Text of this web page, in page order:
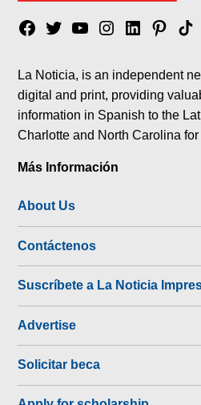
Facebook
TwitterYouTubeInstagram
LinkedinPinterest
Tik
La Noticia, is an independent
digital and print, providing
information in Spanish to the
Charlotte and North Carolina
Más Información
About Us
Contáctenos
Suscríbete a La Noticia
Advertise
Solicitar beca